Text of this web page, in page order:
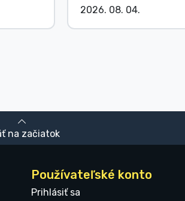
2026. 08. 04.
na začiatok
Používateľské konto
Prihlásiť sa